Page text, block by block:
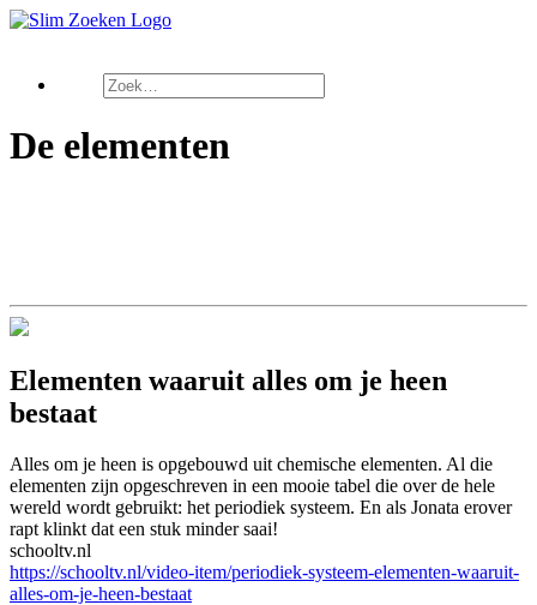
De elementen
Elementen waaruit alles om je heen
bestaat
Alles om je heen is opgebouwd uit chemische elementen. Al die
elementen zijn opgeschreven in een mooie tabel die over de hele
wereld wordt gebruikt: het periodiek systeem. En als Jonata erover
rapt klinkt dat een stuk minder saai!
schooltv.nl
https://schooltv.nl/video-item/periodiek-systeem-elementen-waaruit-
alles-om-je-heen-bestaat